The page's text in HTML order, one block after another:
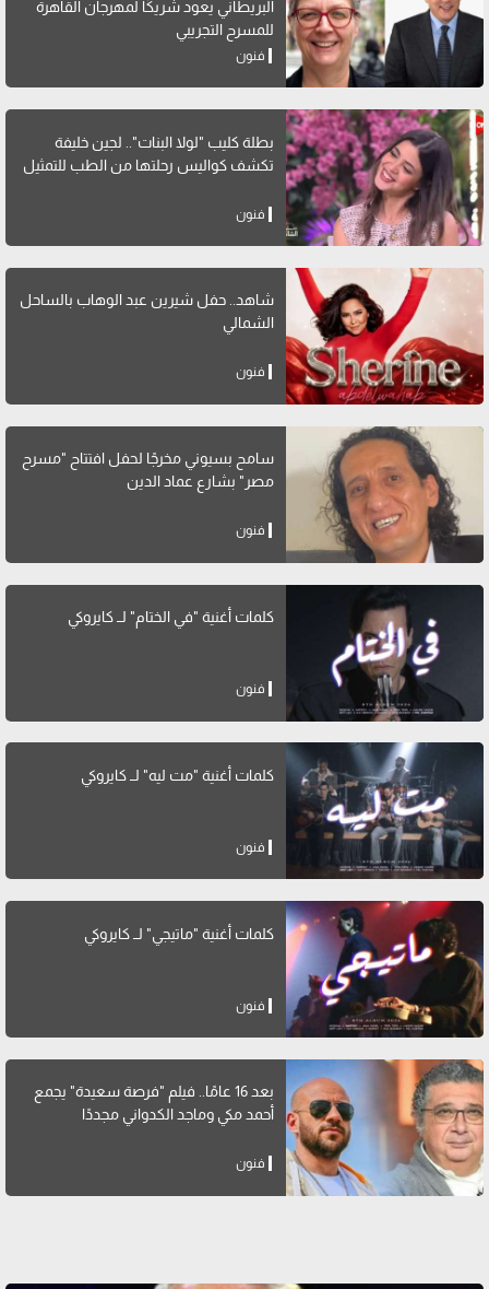
البريطاني يعود شريكًا لمهرجان القاهرة
للمسرح التجريبي
فنون
بطلة كليب "لولا البنات".. لجين خليفة
تكشف كواليس رحلتها من الطب للتمثيل
فنون
شاهد.. حفل شيرين عبد الوهاب بالساحل
الشمالي
فنون
سامح بسيوني مخرجًا لحفل افتتاح "مسرح
مصر" بشارع عماد الدين
فنون
كلمات أغنية "في الختام" لــ كايروكي
فنون
كلمات أغنية "مت ليه" لــ كايروكي
فنون
كلمات أغنية "ماتيجي" لــ كايروكي
فنون
بعد 16 عامًا.. فيلم "فرصة سعيدة" يجمع
أحمد مكي وماجد الكدواني مجددًا
فنون